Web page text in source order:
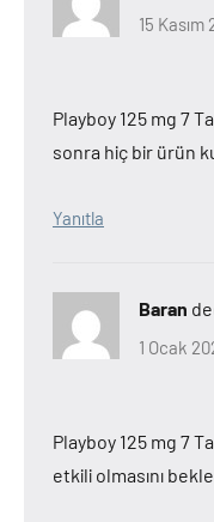
15
Playboy 125 mg 7
sonra hiç bir ürün
Yanıtla
Baran
1 Ocak
Playboy 125 mg 7
etkili olmasını